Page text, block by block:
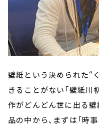
壁紙という決められた“
きることがない「壁紙川
作がどんどん世に出る
品の中から、まずは「時